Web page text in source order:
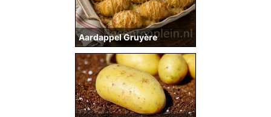
Aardappel Gruyère